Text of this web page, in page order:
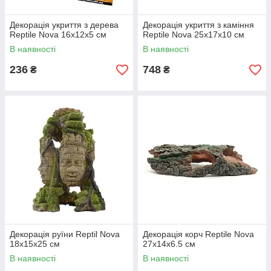
Декорація укриття з дерева
Reptile Nova 16x12x5 см
В наявності
236 ₴
Декорація укриття з каміння
Reptile Nova 25x17x10 см
В наявності
748 ₴
Декорація руїни Reptil Nova
18x15x25 см
В наявності
Декорація корч Reptile Nova
27x14x6.5 см
В наявності